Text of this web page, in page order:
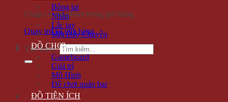
Chưa có sản phẩm trong giỏ hàng.
Quay trở lại cửa hàng
Tìm kiếm:
Bông tai
Nhẫn
Lắc tay
Mặt Dây Chuyền
ĐỒ CHƠI
Gameboard
Giải trí
Mô Hình
Đồ chơi quán bar
ĐỒ TIỆN ÍCH